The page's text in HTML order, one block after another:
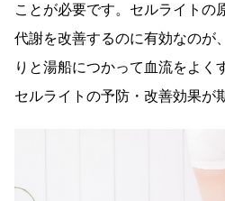
ことが必要です。セルライトの
代謝を改善するのに有効なのが
りと湯船につかって血流をよく
セルライトの予防・改善効果が